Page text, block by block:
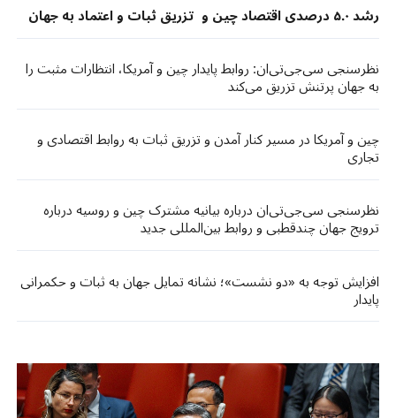
رشد ۵.۰ درصدی اقتصاد چین و تزریق ثبات و اعتماد به جهان
نظرسنجی سی‌جی‌تی‌ان: روابط پایدار چین و آمریکا، انتظارات مثبت را
به جهان پرتنش تزریق می‌کند
چین و آمریکا در مسیر کنار آمدن و تزریق ثبات به روابط اقتصادی و
تجاری
نظرسنجی سی‌جی‌تی‌ان درباره بیانیه‌ مشترک چین و روسیه درباره
ترویج جهان چندقطبی و روابط بین‌المللی جدید
افزایش توجه به «دو نشست»؛ نشانه تمایل جهان به ثبات و حکمرانی
پایدار